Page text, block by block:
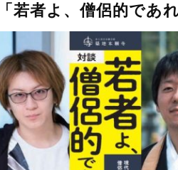
「若者よ、僧侶的であれ